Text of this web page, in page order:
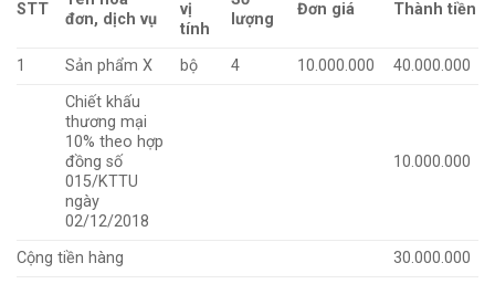
STT
đơn, dịch vụ
vị
tính
lượng
Đơn giá Thành tiền
1 Sản phẩm X bộ 4 10.000.000
40.000.000
Chiết khấu
thương mại
10% theo hợp
đồng số
015/KTTU
ngày
02/12/2018
10.000.000
Cộng tiền hàng
30.000.000